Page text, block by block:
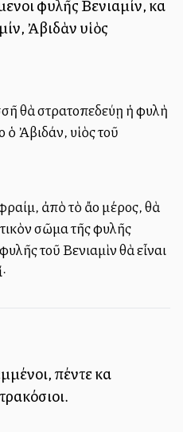
φυλῆς Βενιαμίν, καὶ
Ἀβιδὰν υἱὸς
θὰ στρατοπεδεύῃ ἡ φυλὴ
Ἀβιδάν, υἱὸς τοῦ
ἀπὸ τὸ ἄλλο μέρος, θὰ
σῶμα τῆς φυλῆς
τοῦ Βενιαμὶν θὰ εἶναι
πέντε καὶ